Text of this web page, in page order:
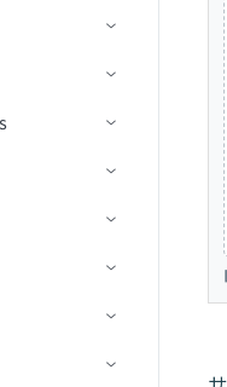
ィックスで
バッチ）
インスタン
ブを送信
の待機
ータ違反
ト制限違反
イムアウト
承認済み
完了
失敗
拒否
をレビュー
索
行
スタムSQL
通話
取得
（batch）
スを一覧表
ト
トタスク
請求書
ィング
ラーのトラ
を作成
ガー
ーFAQ
ートの送信
ート
費レポート
求書
ーザー
成
（batch）
（batch）
除
ド
成
クターを設
書認証設定
プ
ップ
ガー
ィールドの
ィング
ラー